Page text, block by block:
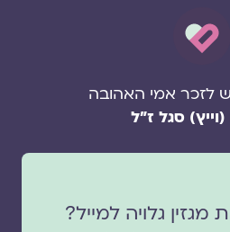
לזכר אמי האהובה
סגל ז"ל
גלויה למייל?